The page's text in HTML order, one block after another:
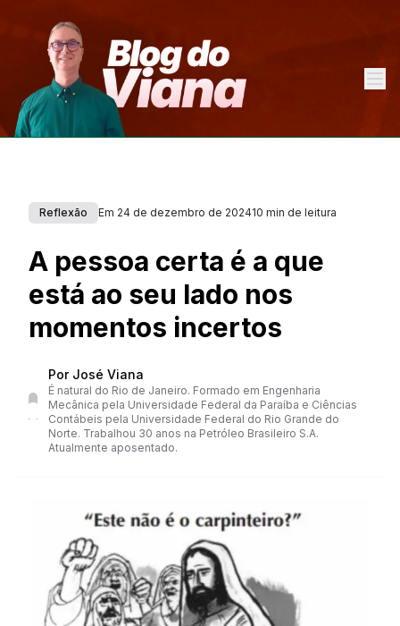
Reflexão Em 24 de dezembro de 202410 min de leitura
A pessoa certa é a que
está ao seu lado nos
momentos incertos
Por José Viana
É natural do Rio de Janeiro. Formado em Engenharia
Mecânica pela Universidade Federal da Paraíba e Ciências
Contábeis pela Universidade Federal do Rio Grande do
Norte. Trabalhou 30 anos na Petróleo Brasileiro S.A.
Atualmente aposentado.